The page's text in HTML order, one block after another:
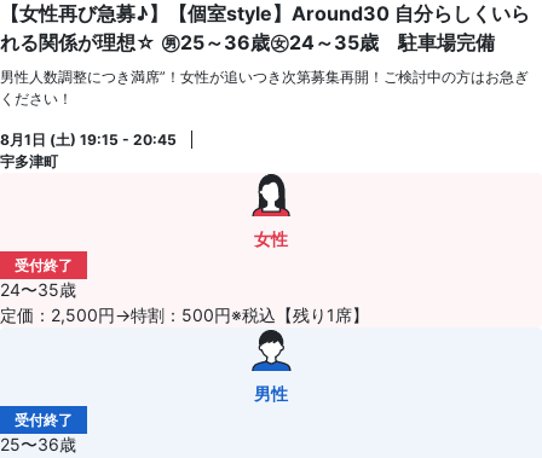
【女性再び急募♪】【個室style】Around30 自分らしくいら
れる関係が理想☆ ㊚25～36歳㊛24～35歳 駐車場完備
男性人数調整につき満席”！女性が追いつき次第募集再開！ご検討中の方はお急ぎ
ください！
8月1日 (土) 19:15 - 20:45
宇多津町
女性
受付終了
24〜35歳
定価：2,500円→特割：500円※税込【残り1席】
男性
受付終了
25〜36歳